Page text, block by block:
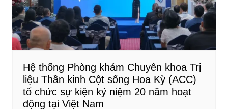
Hệ thống Phòng khám Chuyên khoa Trị
liệu Thần kinh Cột sống Hoa Kỳ (ACC)
tổ chức sự kiện kỷ niệm 20 năm hoạt
động tại Việt Nam